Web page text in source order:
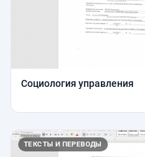
Социология управления
ТЕКСТЫ И ПЕРЕВОДЫ